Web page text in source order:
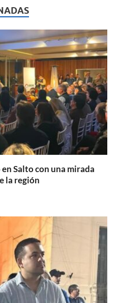
p
ar
ti
r
Salto con una mirada
la región